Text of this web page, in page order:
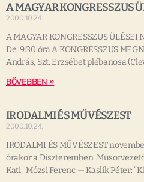
A MAGYAR KONGRESSZUS
2000.10.24.
A MAGYAR KONGRESSZUS
De. 9:30 óra A KONGRESSZUS
András, Szt. Erzsébet plébanosa
BŐVEBBEN »
IRODALMI ÉS MŰVÉSZEST
2000.10.24.
IRODALMI ÉS MŰVÉSZEST
órakor a Díszteremben.
Kati Mózsi Ferenc — Kaslik Péter: